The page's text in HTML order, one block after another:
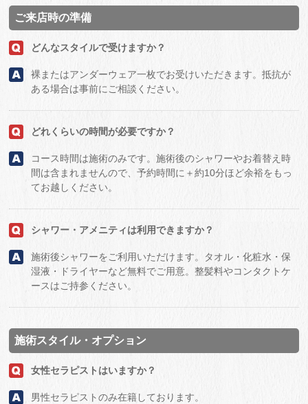
ご来店時の準備
どんなスタイルで受けますか？
裸またはアンダーウェア一枚でお受けいただきます。抵抗が
ある場合は事前にご相談ください。
どれくらいの時間が必要ですか？
コース時間は施術のみです。施術後のシャワーやお着替え時
間は含まれませんので、予約時間に＋約10分ほど余裕をもっ
てお越しください。
シャワー・アメニティは利用できますか？
施術後シャワーをご利用いただけます。タオル・化粧水・保
湿液・ドライヤーなど無料でご用意。整髪料やコンタクトケ
ースはご持参ください。
施術スタイル・オプション
女性セラピストはいますか？
男性セラピストのみ在籍しております。